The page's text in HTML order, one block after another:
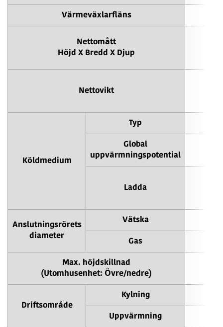
Värmeväxlarfläns
Nettomått
Höjd X Bredd X Djup
Nettovikt
Köldmedium
Typ
Global
uppvärmningspotential
Ladda
Anslutningsrörets
diameter
Vätska
Gas
Max. höjdskillnad
(Utomhusenhet: Övre/nedre)
Driftsområde
Kylning
Uppvärmning